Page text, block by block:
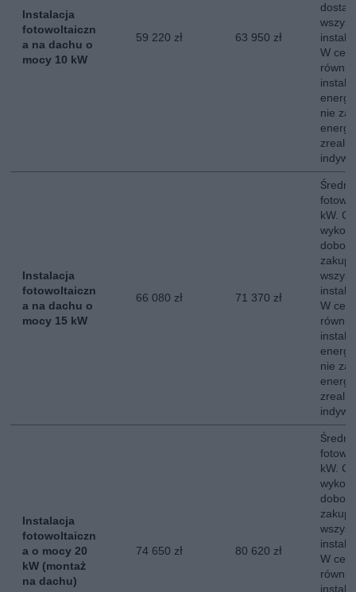
Instalacja
fotowoltaiczn
a na dachu o
mocy 10 kW
59 220 zł 63 950 zł
W
nie
Instalacja
fotowoltaiczn
a na dachu o
mocy 15 kW
66 080 zł 71 370 zł
Średni
kW.
W
nie
Instalacja
fotowoltaiczn
a o mocy 20
kW (montaż
na dachu)
74 650 zł 80 620 zł
Średni
kW.
W